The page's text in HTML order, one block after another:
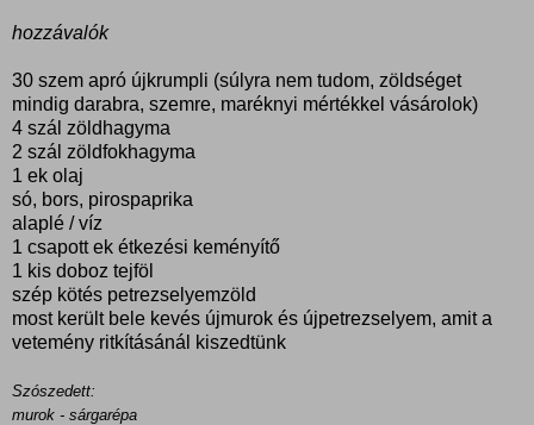
hozzávalók
30 szem apró újkrumpli (súlyra nem tudom, zöldséget
mindig darabra, szemre, maréknyi mértékkel vásárolok)
4 szál zöldhagyma
2 szál zöldfokhagyma
1 ek olaj
só, bors, pirospaprika
alaplé / víz
1 csapott ek étkezési keményítő
1 kis doboz tejföl
szép kötés petrezselyemzöld
most került bele kevés újmurok és újpetrezselyem, amit a
vetemény ritkításánál kiszedtünk
Szószedett:
murok - sárgarépa